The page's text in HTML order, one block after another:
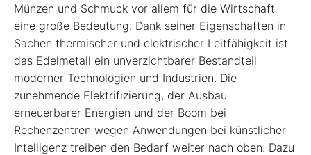
Münzen und Schmuck vor allem für die Wirtschaft
eine große Bedeutung. Dank seiner Eigenschaften in
Sachen thermischer und elektrischer Leitfähigkeit ist
das Edelmetall ein unverzichtbarer Bestandteil
moderner Technologien und Industrien. Die
zunehmende Elektrifizierung, der Ausbau
erneuerbarer Energien und der Boom bei
Rechenzentren wegen Anwendungen bei künstlicher
Intelligenz treiben den Bedarf weiter nach oben. Dazu